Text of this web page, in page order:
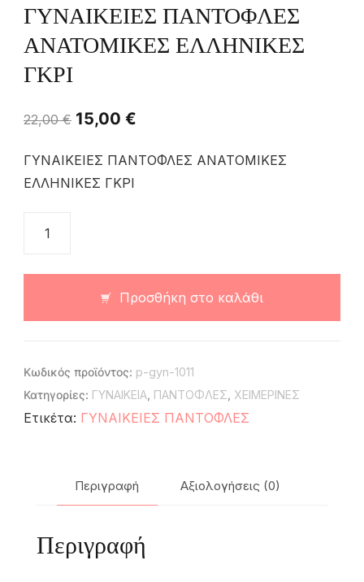
ΓΥΝΑΙΚΕΙΕΣ ΠΑΝΤΟΦΛΕΣ
ΑΝΑΤΟΜΙΚΕΣ ΕΛΛΗΝΙΚΕΣ
ΓΚΡΙ
22,00€ 15,00 €
ΓΥΝΑΙΚΕΙΕΣ ΠΑΝΤΟΦΛΕΣ ΑΝΑΤΟΜΙΚΕΣ
ΕΛΛΗΝΙΚΕΣ ΓΚΡΙ
Προσθήκη στο καλάθι
Κωδικός προϊόντος: p-gyn-1011
Κατηγορίες: ΓΥΝΑΙΚΕΙΑ, ΠΑΝΤΟΦΛΕΣ, ΧΕΙΜΕΡΙΝΕΣ
Ετικέτα: ΓΥΝΑΙΚΕΙΕΣ ΠΑΝΤΟΦΛΕΣ
Περιγραφή Αξιολογήσεις (0)
Περιγραφή